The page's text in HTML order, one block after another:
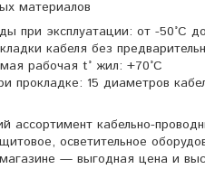
материалов
при эксплуатации: от -50°С
кабеля без
рабочая t° жил: +70°С
прокладке: 15 диаметров
ассортимент кабельно-
осветительное
— выгодная цена и